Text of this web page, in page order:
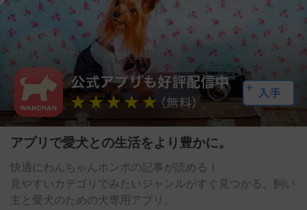
アプリで愛犬との生活をより豊かに。
快適にわんちゃんホンポの記事が読める！
見やすいカテゴリでみたいジャンルがすぐ見つかる。飼い
主と愛犬のための犬専用アプリ。